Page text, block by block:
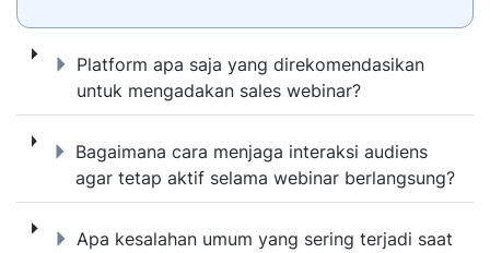
Platform apa saja yang direkomendasikan
untuk mengadakan sales webinar?
Platform apa saja yang direkomendasikan
Bagaimana cara menjaga interaksi audiens
agar tetap aktif selama webinar berlangsung?
Bagaimana cara menjaga interaksi
Apa kesalahan umum yang sering terjadi saat
Apa kesalahan umum yang sering terjadi